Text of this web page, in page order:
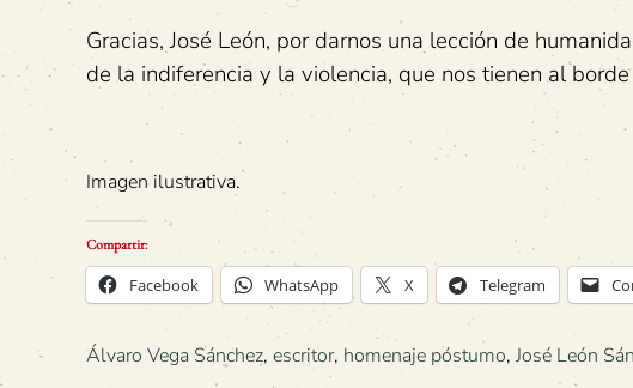
Gracias, José León, por darnos una lección de
de la indiferencia y la violencia, que nos tienen al
Imagen ilustrativa.
Compartir:
Facebook WhatsApp X Telegram
Álvaro Vega Sánchez, escritor, homenaje póstumo, José León